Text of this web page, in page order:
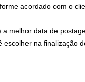
acordado com o
a melhor data de
na finalização